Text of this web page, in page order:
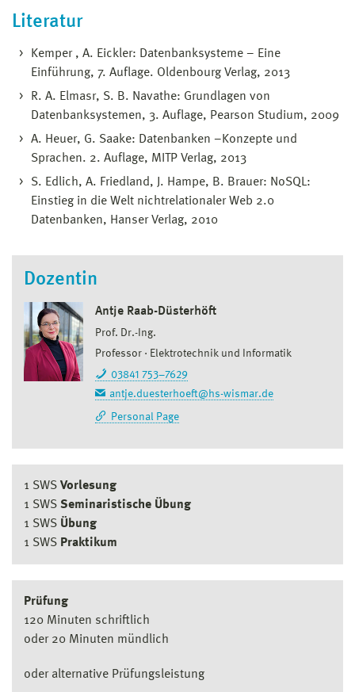
Literatur
Kemper , A. Eickler: Datenbanksysteme – Eine
Einführung, 7. Auflage. Oldenbourg Verlag, 2013
R. A. Elmasr, S. B. Navathe: Grundlagen von
Datenbanksystemen, 3. Auflage, Pearson Studium, 2009
A. Heuer, G. Saake: Datenbanken –Konzepte und
Sprachen. 2. Auflage, MITP Verlag, 2013
S. Edlich, A. Friedland, J. Hampe, B. Brauer: NoSQL:
Einstieg in die Welt nichtrelationaler Web 2.0
Datenbanken, Hanser Verlag, 2010
Dozentin
Antje Raab-Düsterhöft
Prof. Dr.-Ing.
Professor
Elektrotechnik und Informatik
03841 753–7629
antje.duesterhoeft@hs-wismar.de
Personal Page
1 SWS Vorlesung
1 SWS Seminaristische Übung
1 SWS Übung
1 SWS Praktikum
Prüfung
120 Minuten schriftlich
oder 20 Minuten mündlich
oder alternative Prüfungsleistung